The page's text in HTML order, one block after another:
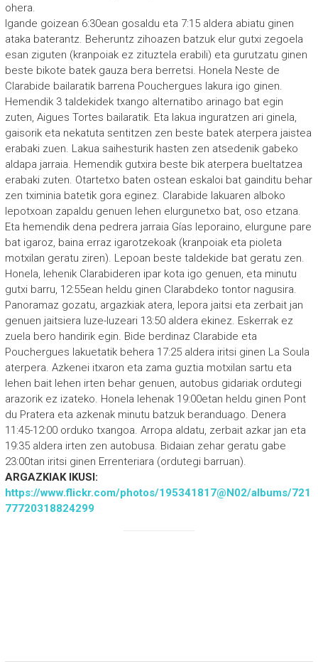
ohera.
Igande goizean 6:30ean gosaldu eta 7:15 aldera abiatu ginen
ataka baterantz. Beheruntz zihoazen batzuk elur gutxi zegoela
esan ziguten (kranpoiak ez zituztela erabili) eta gurutzatu ginen
beste bikote batek gauza bera berretsi. Honela Neste de
Clarabide bailaratik barrena Pouchergues lakura igo ginen.
Hemendik 3 taldekidek txango alternatibo arinago bat egin
zuten, Aigues Tortes bailaratik. Eta lakua inguratzen ari ginela,
gaisorik eta nekatuta sentitzen zen beste batek aterpera jaistea
erabaki zuen. Lakua saihesturik hasten zen atsedenik gabeko
aldapa jarraia. Hemendik gutxira beste bik aterpera bueltatzea
erabaki zuten. Otartetxo baten ostean eskaloi bat gainditu behar
zen tximinia batetik gora eginez. Clarabide lakuaren alboko
lepotxoan zapaldu genuen lehen elurgunetxo bat, oso etzana.
Eta hemendik dena pedrera jarraia Gías leporaino, elurgune pare
bat igaroz, baina erraz igarotzekoak (kranpoiak eta pioleta
motxilan geratu ziren). Lepoan beste taldekide bat geratu zen.
Honela, lehenik Clarabideren ipar kota igo genuen, eta minutu
gutxi barru, 12:55ean heldu ginen Clarabdeko tontor nagusira.
Panoramaz gozatu, argazkiak atera, lepora jaitsi eta zerbait jan
genuen jaitsiera luze-luzeari 13:50 aldera ekinez. Eskerrak ez
zuela bero handirik egin. Bide berdinaz Clarabide eta
Pouchergues lakuetatik behera 17:25 aldera iritsi ginen La Soula
aterpera. Azkenei itxaron eta zama guztia motxilan sartu eta
lehen bait lehen irten behar genuen, autobus gidariak ordutegi
arazorik ez izateko. Honela lehenak 19:00etan heldu ginen Pont
du Pratera eta azkenak minutu batzuk beranduago. Denera
11:45-12:00 orduko txangoa. Arropa aldatu, zerbait azkar jan eta
19:35 aldera irten zen autobusa. Bidaian zehar geratu gabe
23:00tan iritsi ginen Errenteriara (ordutegi barruan).
ARGAZKIAK IKUSI:
https://www.flickr.com/photos/195341817@N02/albums/721
77720318824299